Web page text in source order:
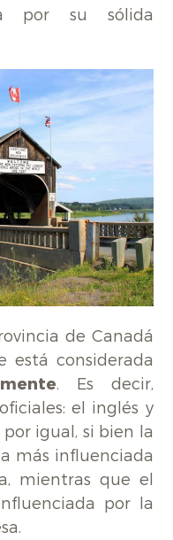
por su sólida
de Canadá
está considerada
. Es decir,
el inglés y
igual, si bien la
más influenciada
mientras que el
por la